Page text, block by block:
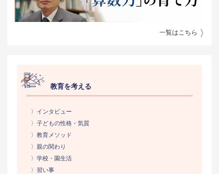
一覧はこちら
教育を考える
〉インタビュー
〉子どもの性格・気質
〉教育メソッド
〉親の関わり
〉学校・園生活
〉習い事